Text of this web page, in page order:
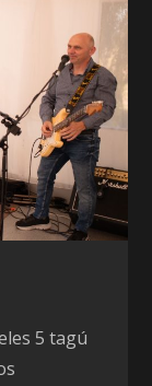
5 tagú